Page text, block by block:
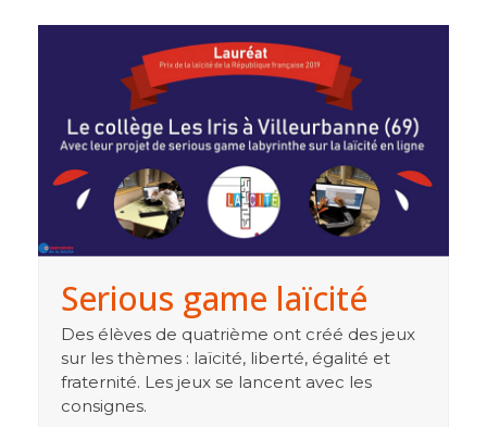
Serious game laïcité
Des élèves de quatrième ont créé des jeux
sur les thèmes : laïcité, liberté, égalité et
fraternité. Les jeux se lancent avec les
consignes.